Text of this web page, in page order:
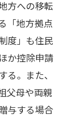
方への移転
「地方拠点
度」も住民
か控除申請
。また、
父母や両親
与する場合